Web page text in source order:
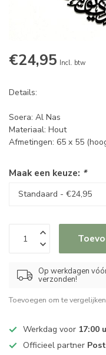
€24,95 Incl. btw
Details:
Soera: Al Nas
Materiaal: Hout
Afmetingen: 65 x 55
Maak een keuze: *
Op werkdagen
verzonden!
Toevoegen om te vergelijken
Werkdag voor 17:00
Officieel partner